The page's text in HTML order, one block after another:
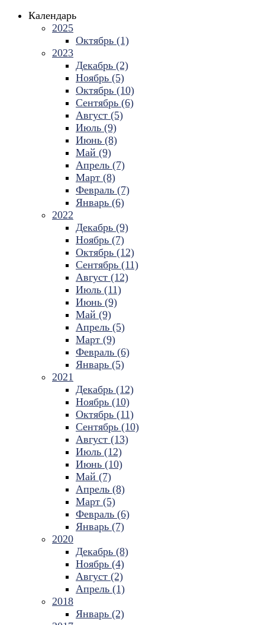
Календарь
2025
Октябрь (1)
2023
Декабрь (2)
Ноябрь (5)
Октябрь (10)
Сентябрь (6)
Август (5)
Июль (9)
Июнь (8)
Май (9)
Апрель (7)
Март (8)
Февраль (7)
Январь (6)
2022
Декабрь (9)
Ноябрь (7)
Октябрь (12)
Сентябрь (11)
Август (12)
Июль (11)
Июнь (9)
Май (9)
Апрель (5)
Март (9)
Февраль (6)
Январь (5)
2021
Декабрь (12)
Ноябрь (10)
Октябрь (11)
Сентябрь (10)
Август (13)
Июль (12)
Июнь (10)
Май (7)
Апрель (8)
Март (5)
Февраль (6)
Январь (7)
2020
Декабрь (8)
Ноябрь (4)
Август (2)
Апрель (1)
2018
Январь (2)